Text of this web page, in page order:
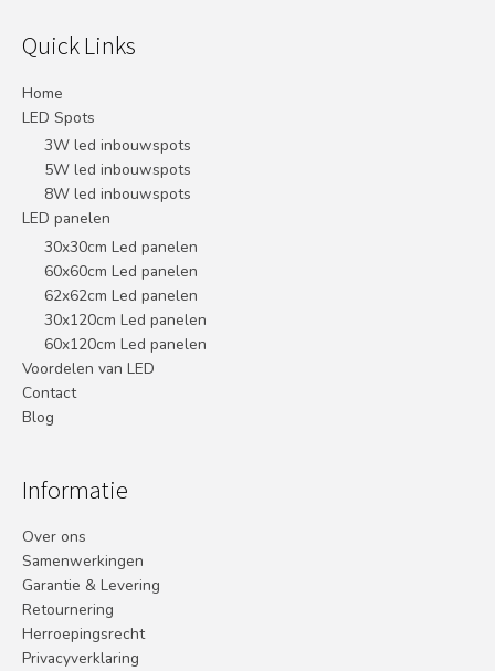
Quick Links
Home
LED Spots
3W led inbouwspots
5W led inbouwspots
8W led inbouwspots
LED panelen
30x30cm Led panelen
60x60cm Led panelen
62x62cm Led panelen
30x120cm Led panelen
60x120cm Led panelen
Voordelen van LED
Contact
Blog
Informatie
Over ons
Samenwerkingen
Garantie & Levering
Retournering
Herroepingsrecht
Privacyverklaring